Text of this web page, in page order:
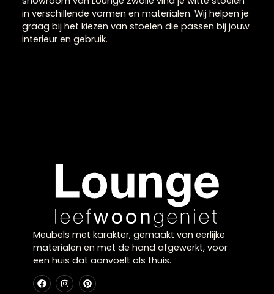
Witte stoelen in
in verschillende vormen en materialen. Wij helpen
graag bij het kiezen van stoelen die passen bij
interieur en gebruik.